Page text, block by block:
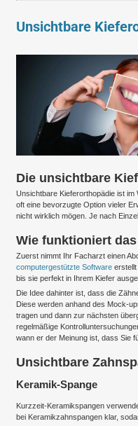
Unsichtbare
Die unsichtbare
Unsichtbare Kieferorthopädie ist
oft eine bevorzugte Option vieler
nicht wirklich mögen. Je nach
Wie funktioniert
Zuerst nimmt Ihr Facharzt einen
computergestützte Software erstellt
bis sie perfekt in Ihrem Kiefer
Die Idee dahinter ist, dass die
Diese werden anhand des Mock-
tragen und dann zur nächsten
regelmäßige
wann er der Meinung ist, dass Sie
Unsichtbare
Keramik-Spange
Kurzzeit-Keramikspangen
bei Keramikzahnspangen klar,